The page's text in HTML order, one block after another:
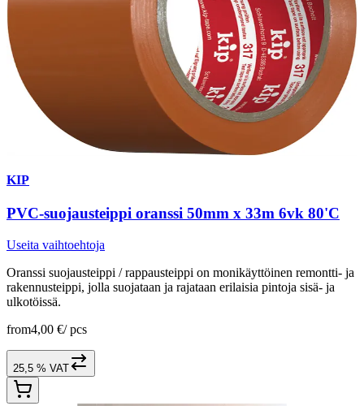
KIP
PVC-suojausteippi oranssi 50mm x 33m 6vk 80'C
Useita vaihtoehtoja
Oranssi suojausteippi / rappausteippi on monikäyttöinen remontti- ja
rakennusteippi, jolla suojataan ja rajataan erilaisia pintoja sisä- ja
ulkotöissä.
from4,00 €/ pcs
25,5 % VAT